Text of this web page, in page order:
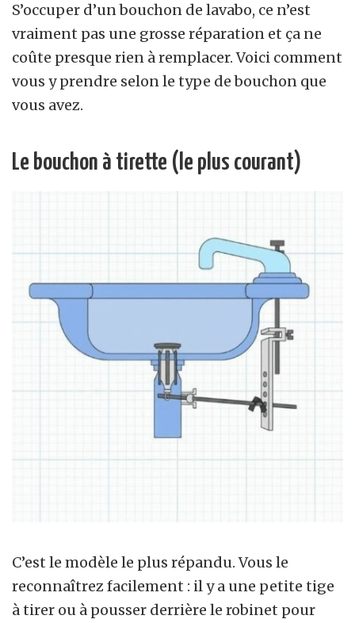
S’occuper d’un bouchon de lavabo, ce n’est
vraiment pas une grosse réparation et ça ne
coûte presque rien à remplacer. Voici comment
vous y prendre selon le type de bouchon que
vous avez.
Le bouchon à tirette (le plus courant)
C’est le modèle le plus répandu. Vous le
reconnaîtrez facilement : il y a une petite tige
à tirer ou à pousser derrière le robinet pour